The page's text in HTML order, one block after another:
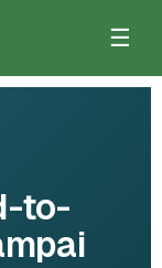
☰
to-